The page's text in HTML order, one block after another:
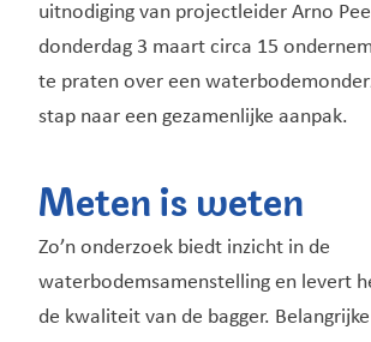
uitnodiging van projectleider Arno
donderdag 3 maart circa 15
te praten over een
stap naar een gezamenlijke aanpak.
Meten is weten
Zo’n onderzoek biedt inzicht in de
waterbodemsamenstelling en levert
de kwaliteit van de bagger.